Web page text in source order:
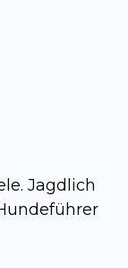
Jagdlich